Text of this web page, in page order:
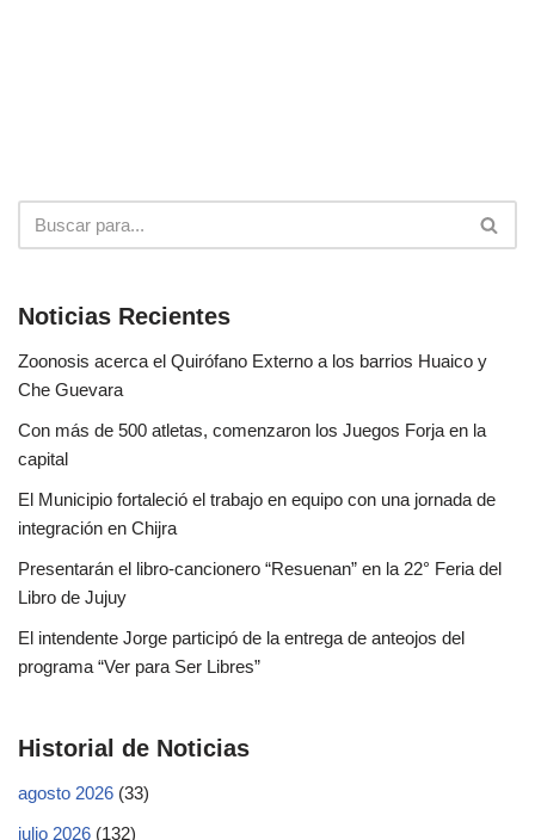
Noticias Recientes
Zoonosis acerca el Quirófano Externo a los barrios Huaico y
Che Guevara
Con más de 500 atletas, comenzaron los Juegos Forja en la
capital
El Municipio fortaleció el trabajo en equipo con una jornada de
integración en Chijra
Presentarán el libro-cancionero “Resuenan” en la 22° Feria del
Libro de Jujuy
El intendente Jorge participó de la entrega de anteojos del
programa “Ver para Ser Libres”
Historial de Noticias
agosto 2026 (33)
julio 2026 (132)